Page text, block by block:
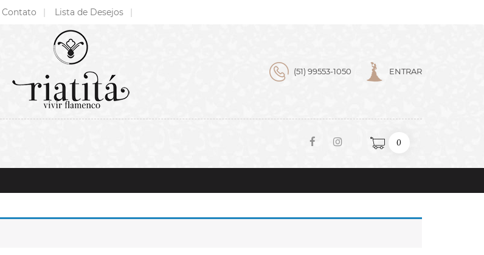
Contato Lista de Desejos
(51) 99553-1050 ENTRAR
0